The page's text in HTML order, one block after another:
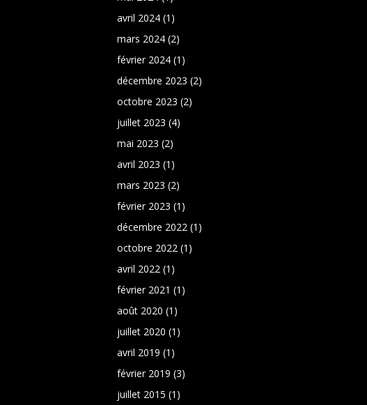
avril 2024 (1)
mars 2024 (2)
février 2024 (1)
décembre 2023 (2)
octobre 2023 (2)
juillet 2023 (4)
mai 2023 (2)
avril 2023 (1)
mars 2023 (2)
février 2023 (1)
décembre 2022 (1)
octobre 2022 (1)
avril 2022 (1)
février 2021 (1)
août 2020 (1)
juillet 2020 (1)
avril 2019 (1)
février 2019 (3)
juillet 2015 (1)